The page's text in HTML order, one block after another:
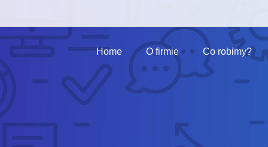
Home O firmie Co robimy?